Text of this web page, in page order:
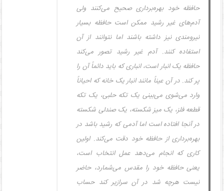
حافظه خود بهره‌برداری صحیح می‌کنند ولی
آدم‌های غیر رشید ممکن است حافظه بسیار
نیرومندی نیز داشته باشند اما نتوانند از آن
استفاده کنند. آدم غیر رشید تصور می‌کند
حافظه یک انبار است، انباری که باید دائماً آن را
پر کند. در آن عیناً مانند انبار یک خانه که احیاناً
وارد می‌شوی می‌بینی یک تکه حلبی، یک تکه
قطعه فلز، یک میز شکسته، یک صندلی شکسته
در آنجا افتاده است اما آدمی که رشید باشد در
بهره‌برداری از حافظه خود دقت می‌کند. اولین
کاری که انجام می‌دهد عمل انتخاب است،
یعنی حافظه خود را مقدس می‌شمارد، حاضر
نیست هرچه شد در آن سرازیر کند حساب